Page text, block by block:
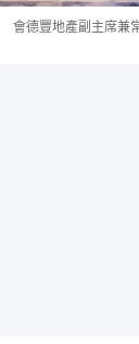
會德豐地產副主席兼